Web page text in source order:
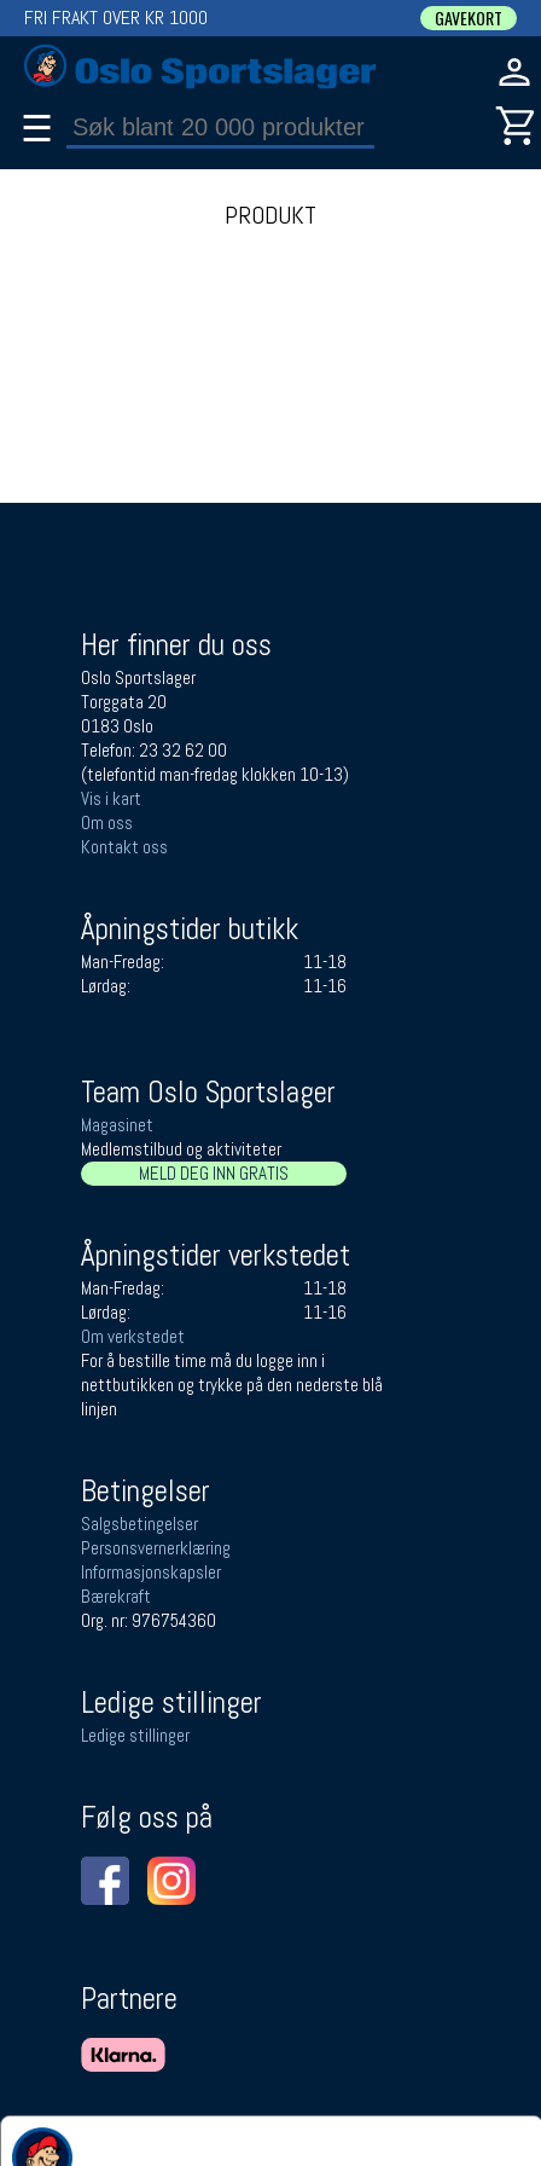
FRI FRAKT OVER KR 1000 GAVEKORT
☰
PRODUKT
Her finner du oss
Oslo Sportslager
Torggata 20
0183 Oslo
Telefon: 23 32 62 00
(telefontid man-fredag klokken 10-13)
Vis i kart
Om oss
Kontakt oss
Åpningstider butikk
Man-Fredag:
11-18
Lørdag:
11-16
Team Oslo Sportslager
Magasinet
Medlemstilbud og aktiviteter
MELD DEG INN GRATIS
Åpningstider verkstedet
Man-Fredag:
11-18
Lørdag:
11-16
Om verkstedet
For å bestille time må du logge inn i
nettbutikken og trykke på den nederste blå
linjen
Betingelser
Salgsbetingelser
Personsvernerklæring
Informasjonskapsler
Bærekraft
Org. nr: 976754360
Ledige stillinger
Ledige stillinger
Følg oss på
Partnere